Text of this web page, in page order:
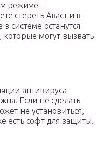
режиме –
стереть Аваст и в
системе останутся
могут вызвать
антивируса
Если не сделать
не установиться,
есть софт для защиты.